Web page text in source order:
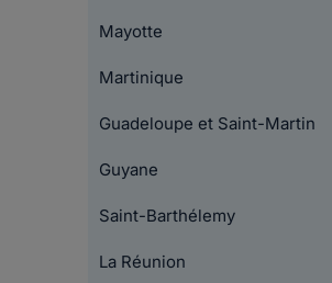
Mayotte
Martinique
Guadeloupe et Saint-Martin
Guyane
Saint-Barthélemy
La Réunion